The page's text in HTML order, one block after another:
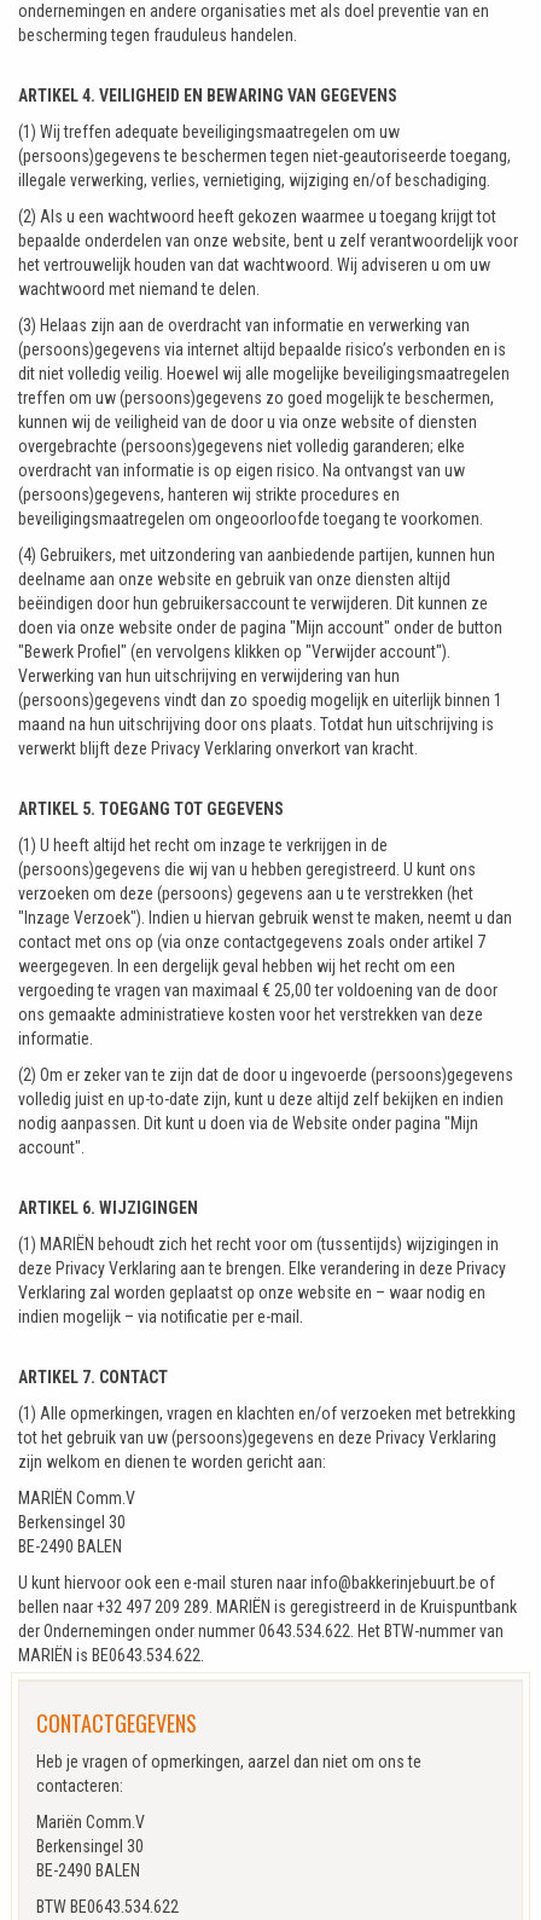
ondernemingen en andere organisaties met als doel preventie van en
bescherming tegen frauduleus handelen.
ARTIKEL 4. VEILIGHEID EN BEWARING VAN GEGEVENS
(1) Wij treffen adequate beveiligingsmaatregelen om uw
(persoons)gegevens te beschermen tegen niet-geautoriseerde toegang,
illegale verwerking, verlies, vernietiging, wijziging en/of beschadiging.
(2) Als u een wachtwoord heeft gekozen waarmee u toegang krijgt tot
bepaalde onderdelen van onze website, bent u zelf verantwoordelijk voor
het vertrouwelijk houden van dat wachtwoord. Wij adviseren u om uw
wachtwoord met niemand te delen.
(3) Helaas zijn aan de overdracht van informatie en verwerking van
(persoons)gegevens via internet altijd bepaalde risico’s verbonden en is
dit niet volledig veilig. Hoewel wij alle mogelijke beveiligingsmaatregelen
treffen om uw (persoons)gegevens zo goed mogelijk te beschermen,
kunnen wij de veiligheid van de door u via onze website of diensten
overgebrachte (persoons)gegevens niet volledig garanderen; elke
overdracht van informatie is op eigen risico. Na ontvangst van uw
(persoons)gegevens, hanteren wij strikte procedures en
beveiligingsmaatregelen om ongeoorloofde toegang te voorkomen.
(4) Gebruikers, met uitzondering van aanbiedende partijen, kunnen hun
deelname aan onze website en gebruik van onze diensten altijd
beëindigen door hun gebruikersaccount te verwijderen. Dit kunnen ze
doen via onze website onder de pagina "Mijn account" onder de button
"Bewerk Profiel" (en vervolgens klikken op "Verwijder account").
Verwerking van hun uitschrijving en verwijdering van hun
(persoons)gegevens vindt dan zo spoedig mogelijk en uiterlijk binnen 1
maand na hun uitschrijving door ons plaats. Totdat hun uitschrijving is
verwerkt blijft deze Privacy Verklaring onverkort van kracht.
ARTIKEL 5. TOEGANG TOT GEGEVENS
(1) U heeft altijd het recht om inzage te verkrijgen in de
(persoons)gegevens die wij van u hebben geregistreerd. U kunt ons
verzoeken om deze (persoons) gegevens aan u te verstrekken (het
"Inzage Verzoek"). Indien u hiervan gebruik wenst te maken, neemt u dan
contact met ons op (via onze contactgegevens zoals onder artikel 7
weergegeven. In een dergelijk geval hebben wij het recht om een
vergoeding te vragen van maximaal € 25,00 ter voldoening van de door
ons gemaakte administratieve kosten voor het verstrekken van deze
informatie.
(2) Om er zeker van te zijn dat de door u ingevoerde (persoons)gegevens
volledig juist en up-to-date zijn, kunt u deze altijd zelf bekijken en indien
nodig aanpassen. Dit kunt u doen via de Website onder pagina "Mijn
account".
ARTIKEL 6. WIJZIGINGEN
(1) MARIËN behoudt zich het recht voor om (tussentijds) wijzigingen in
deze Privacy Verklaring aan te brengen. Elke verandering in deze Privacy
Verklaring zal worden geplaatst op onze website en – waar nodig en
indien mogelijk – via notificatie per e-mail.
ARTIKEL 7. CONTACT
(1) Alle opmerkingen, vragen en klachten en/of verzoeken met betrekking
tot het gebruik van uw (persoons)gegevens en deze Privacy Verklaring
zijn welkom en dienen te worden gericht aan:
MARIËN Comm.V
Berkensingel 30
BE-2490 BALEN
U kunt hiervoor ook een e-mail sturen naar info@bakkerinjebuurt.be of
bellen naar +32 497 209 289. MARIËN is geregistreerd in de Kruispuntbank
der Ondernemingen onder nummer 0643.534.622. Het BTW-nummer van
MARIËN is BE0643.534.622.
CONTACTGEGEVENS
Heb je vragen of opmerkingen, aarzel dan niet om ons te
contacteren:
Mariën Comm.V
Berkensingel 30
BE-2490 BALEN
BTW BE0643.534.622